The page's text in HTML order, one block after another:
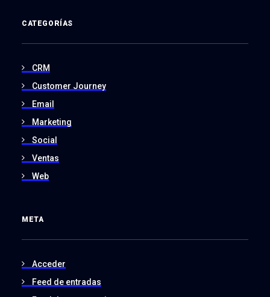
CATEGORÍAS
CRM
Customer Journey
Email
Marketing
Social
Ventas
Web
META
Acceder
Feed de entradas